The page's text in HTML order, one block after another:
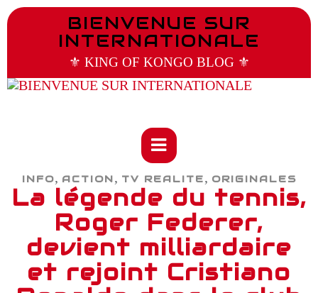
BIENVENUE SUR
INTERNATIONALE
⚜️ KING OF KONGO BLOG ⚜️
INFO, ACTION, TV REALITE, ORIGINALES
La légende du tennis,
Roger Federer,
devient milliardaire
et rejoint Cristiano